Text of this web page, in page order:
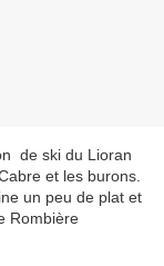
de ski du Lioran
et les burons.
un peu de plat et
Rombière